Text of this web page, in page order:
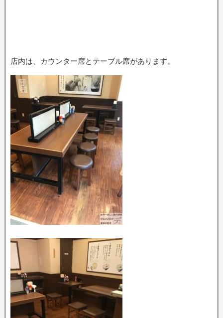
店内は、カウンター席とテーブル席があります。